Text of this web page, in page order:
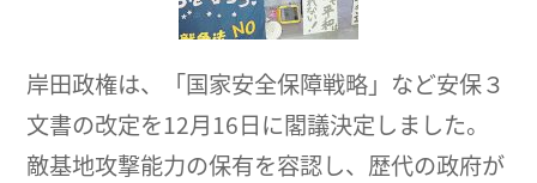
岸田政権は、「国家安全保障戦略」など安保３
文書の改定を12月16日に閣議決定しました。
敵基地攻撃能力の保有を容認し、歴代の政府が